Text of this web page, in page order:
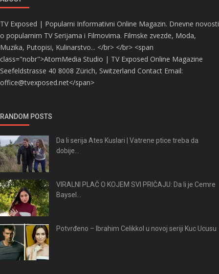
TV Exposed | Popularni Informativni Online Magazin. Dnevne novosti
o popularnim TV Serijama i Filmovima. Filmske zvezde, Moda,
Muzika, Putopisi, Kulinarstvo... </br> </br> <span
class="nobr">AtomMedia Studio | TV Exposed Online Magazine
Seefeldstrasse 40 8008 Zürich, Switzerland Contact Email:
office@tvexposed.net</span>
RANDOM POSTS
Da li serija Ates Kuslari | Vatrene ptice treba da
dobije...
VIRALNI PLAČ O KOJEM SVI PRIČAJU: Da li je Cemre
Baysel...
Potvrđeno – Ibrahim Celikkol u novoj seriji Kuc Ucusu